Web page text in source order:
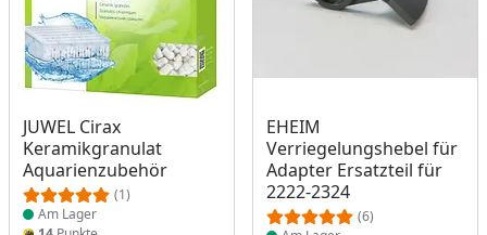
JUWEL Cirax
Keramikgranulat
Aquarienzubehör
(1)
Produkt am Lager
Am Lager
EHEIM
Verriegelungshebel für
Adapter Ersatzteil für
2222-2324
(6)
Produkt am Lager